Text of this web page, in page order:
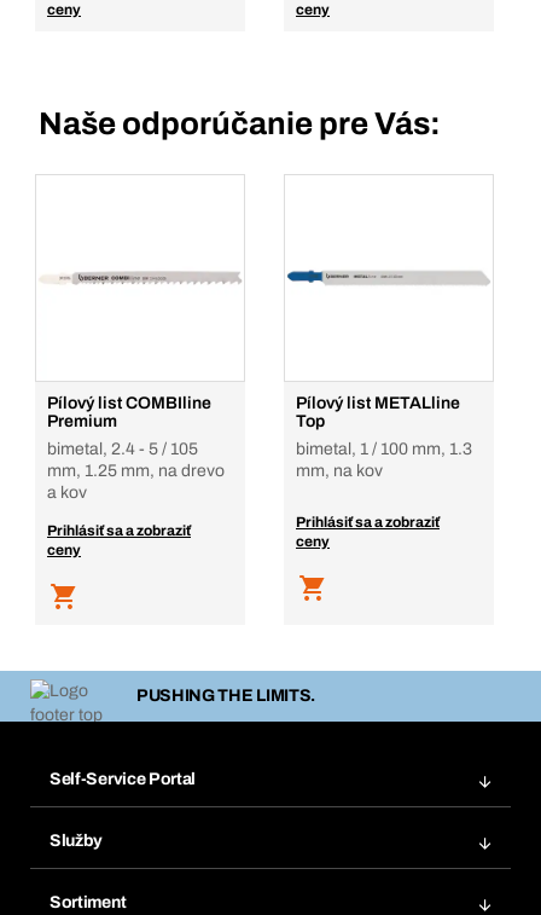
ceny
ceny
Naše odporúčanie pre Vás:
Pílový list COMBIline
Premium
bimetal, 2.4 - 5 / 105
mm, 1.25 mm, na drevo
a kov
Prihlásiť sa a zobraziť
ceny
Pílový list METALline
Top
bimetal, 1 / 100 mm, 1.3
mm, na kov
Prihlásiť sa a zobraziť
ceny
PUSHING THE LIMITS.
Self-Service Portal
Obľúbené
Služby
Sortiment